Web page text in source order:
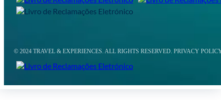
© 2024 TRAVEL & EXPERIENCES. ALL RIGHTS RESERVED. PRIVACY